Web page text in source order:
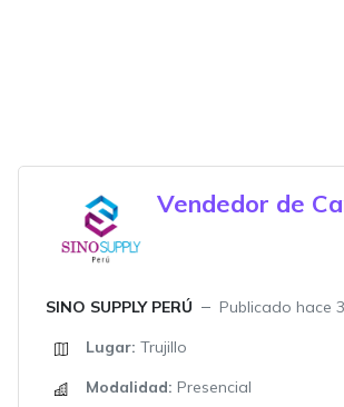
Vendedor de
SINO SUPPLY PERÚ
Publicado hace
Lugar: Trujillo
Modalidad: Presencial